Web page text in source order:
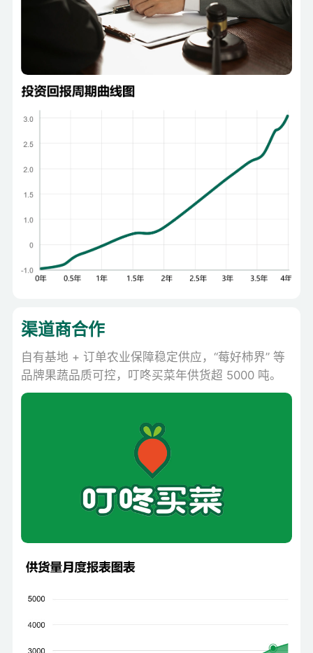
渠道商合作
自有基地 + 订单农业保障稳定供应，“莓好柿界” 等
品牌果蔬品质可控，叮咚买菜年供货超 5000 吨。